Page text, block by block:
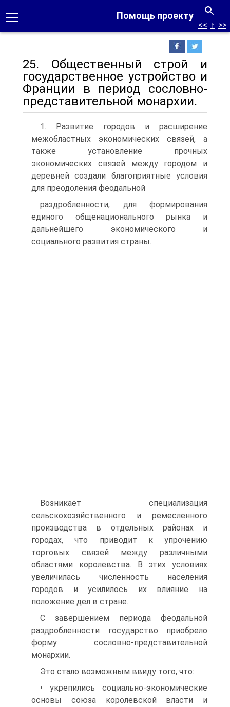
Помощь проекту
<< ↑ >>
25. Общественный строй и
государственное устройство и
Франции в период сословно-
представительной монархии.
1. Развитие городов и расширение
межобластных экономических связей, а
также установление прочных
экономических связей между городом и
деревней создали благоприятные условия
для преодоления феодальной
раздробленности, для формирования
единого общенационального рынка и
дальнейшего экономического и
социального развития страны.
Возникает специализация
сельскохозяйственного и ремесленного
производства в отдельных районах и
городах, что приводит к упрочению
торговых связей между различными
областями королевства. В этих условиях
увеличилась численность населения
городов и усилилось их влияние на
положение дел в стране.
С завершением периода феодальной
раздробленности государство приобрело
форму сословно-представительной
монархии.
Это стало возможным ввиду того, что:
• укрепились социально-экономические
основы союза королевской власти и